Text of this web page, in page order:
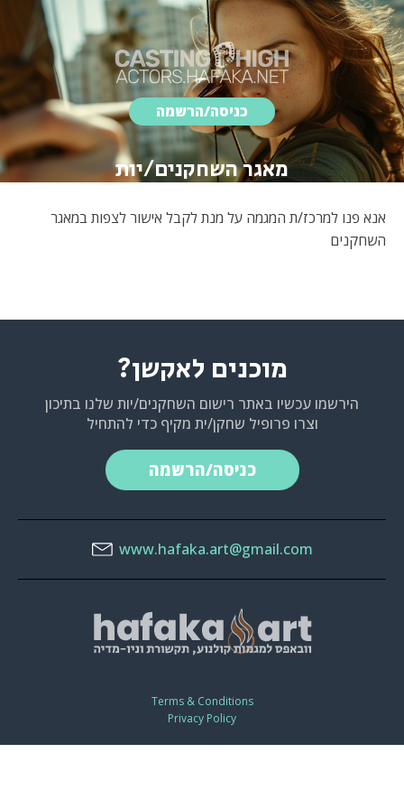
כניסה/הרשמה
מאגר השחקנים/יות
אנא פנו למרכז/ת המגמה על מנת לקבל אישור לצפות במאגר
השחקנים
מוכנים לאקשן?
הירשמו עכשיו באתר רישום השחקנים/יות שלנו בתיכון
וצרו פרופיל שחקן/ית מקיף כדי להתחיל
כניסה/הרשמה
www.hafaka.art@gmail.com
Terms & Conditions
Privacy Policy